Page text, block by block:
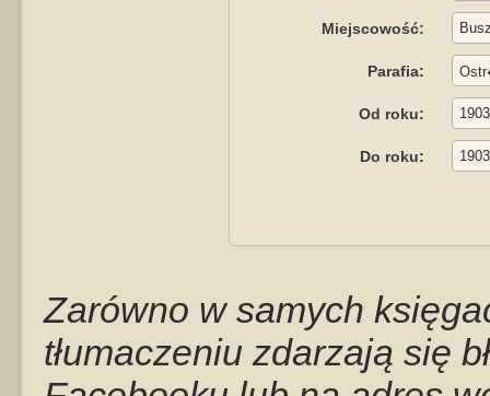
Miejscowość:
Parafia:
Od roku:
Do roku:
Zarówno w samych
tłumaczeniu zdarzają się